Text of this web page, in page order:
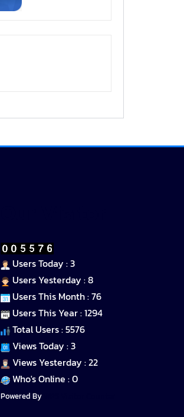
Users Today : 3
Users Yesterday : 8
Users This Month : 76
Users This Year : 1294
Total Users : 5576
Views Today : 3
Views Yesterday : 22
Who's Online : 0
Powered By